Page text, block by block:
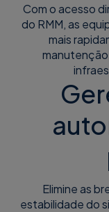
Com o acesso
do RMM, as
mais
Elimine as
estabilidade do